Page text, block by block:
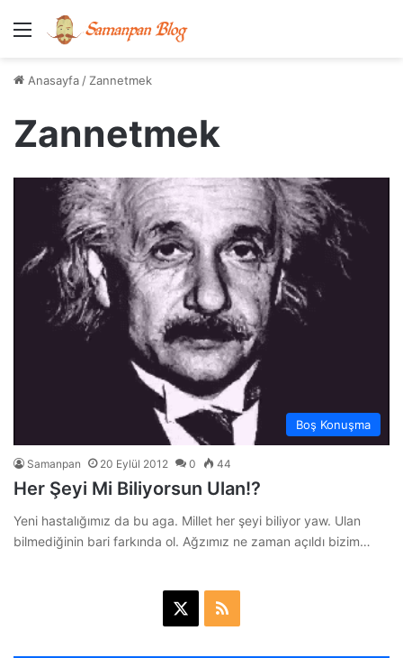
Menü
Anasayfa / Zannetmek
Zannetmek
Boş Konuşma
Samanpan 20 Eylül 2012 0 44
Her Şeyi Mi Biliyorsun Ulan!?
Yeni hastalığımız da bu aga. Millet her şeyi biliyor yaw. Ulan
bilmediğinin bari farkında ol. Ağzımız ne zaman açıldı bizim…